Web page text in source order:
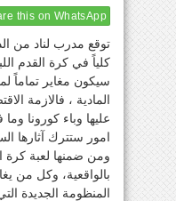
this on WhatsApp
توقع مدرب لناد من
كلياً في كرة القدم
سيكون مغاير تماماً
المادية ، فالازمة
عليها وباء كورونا
امور ستترك آثارها
ومن ضمنها لعبة كرة
بالواقعية، وكل من
المنظومة الجديدة